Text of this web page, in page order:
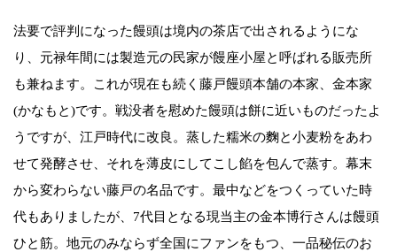
法要で評判になった饅頭は境内の茶店で出されるようにな
り、元禄年間には製造元の民家が饅座小屋と呼ばれる販売所
も兼ねます。これが現在も続く藤戸饅頭本舗の本家、金本家
(かなもと)です。戦没者を慰めた饅頭は餅に近いものだったよ
うですが、江戸時代に改良。蒸した糯米の麴と小麦粉をあわ
せて発酵させ、それを薄皮にしてこし餡を包んで蒸す。幕末
から変わらない藤戸の名品です。最中などをつくっていた時
代もありましたが、7代目となる現当主の金本博行さんは饅頭
ひと筋。地元のみならず全国にファンをもつ、一品秘伝のお